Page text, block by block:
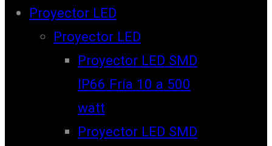
Proyector LED
Proyector LED
Proyector LED SMD
IP66 Fría 10 a 500
watt
Proyector LED SMD